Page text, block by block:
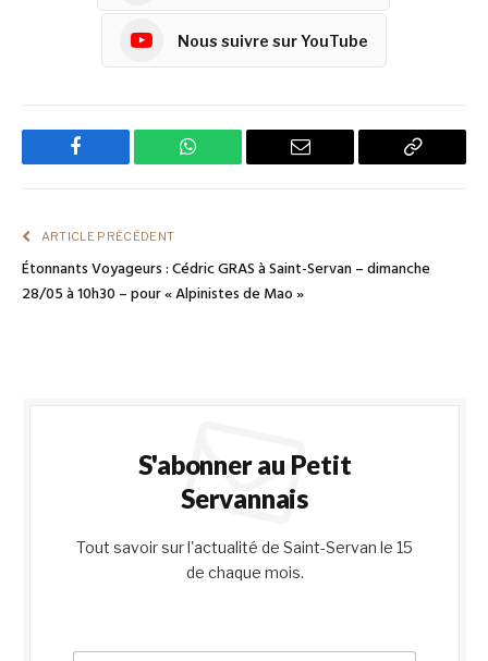
Nous suivre sur YouTube
Facebook WhatsApp Email
Copy
ARTICLE PRÉCÉDENT
Étonnants Voyageurs : Cédric GRAS à Saint-Servan – dimanche
28/05 à 10h30 – pour « Alpinistes de Mao »
S'abonner au Petit
Servannais
Tout savoir sur l'actualité de Saint-Servan le 15
de chaque mois.